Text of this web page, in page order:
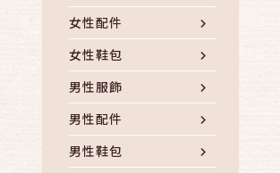
女性配件
女性鞋包
男性服飾
男性配件
男性鞋包